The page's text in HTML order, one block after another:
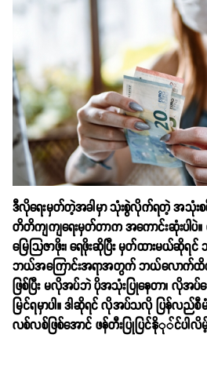
ဒီလိုရေးမှတ်တဲ့အခါမှာ သုံးစွဲလိုက်ရတဲ့ အသုံး
တိတိကျကျရေးမှတ်တာက အကောင်းဆုံးပါပဲ။
မြေသြဇာဖိုး၊ ရေဖိုးဆိုပြီး မှတ်ထားမယ်
ဘယ်အကြောင်းအရာအတွက် ဘယ်လောက်
ဖြစ်ပြီး မလိုအပ်ဘဲ ပိုအသုံးပြုနေတာ၊ လို
မြင်ရမှာပါ။ ဒါဆိုရင် လိုအပ်သလို ပြန်လည်စီ
လစ်လစ်ဖြစ်အောင် ဖန်တီးပြုပြင်နိုု်င်ပါလိ